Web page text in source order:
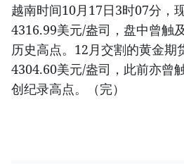
越南时间10月17日3时07分，
4316.99美元/盎司，盘中曾触
历史高点。12月交割的黄金期
4304.60美元/盎司，此前亦曾
创纪录高点。（完）